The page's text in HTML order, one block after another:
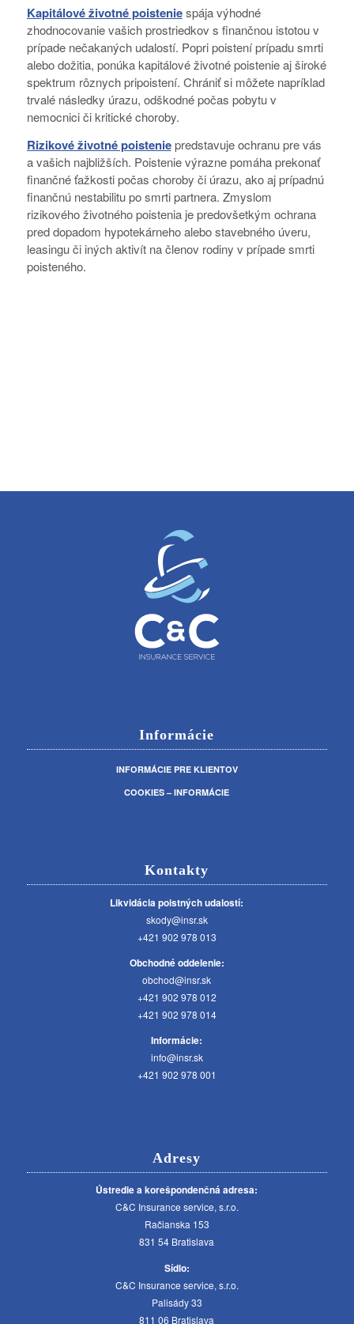
Kapitálové životné poisteniespája výhodné
zhodnocovanie vašich prostriedkov s finančnou istotou v
prípade nečakaných udalostí. Popri poistení prípadu smrti
alebo dožitia, ponúka kapitálové životné poistenie aj široké
spektrum rôznych pripoistení. Chrániť si môžete napríklad
trvalé následky úrazu, odškodné počas pobytu v
nemocnici či kritické choroby.
Rizikové životné poisteniepredstavuje ochranu pre vás
a vašich najbližších. Poistenie výrazne pomáha prekonať
finančné ťažkosti počas choroby či úrazu, ako aj prípadnú
finančnú nestabilitu po smrti partnera. Zmyslom
rizikového životného poistenia je predovšetkým ochrana
pred dopadom hypotekárneho alebo stavebného úveru,
leasingu či iných aktivít na členov rodiny v prípade smrti
poisteného.
Informácie
INFORMÁCIE PRE KLIENTOV
COOKIES – INFORMÁCIE
Kontakty
Likvidácia poistných udalostí:
skody@insr.sk
+421 902 978 013
Obchodné oddelenie:
obchod@insr.sk
+421 902 978 012
+421 902 978 014
Informácie:
info@insr.sk
+421 902 978 001
Adresy
Ústredie a korešpondenčná adresa:
C&C Insurance service, s.r.o.
Račianska 153
831 54 Bratislava
Sídlo:
C&C Insurance service, s.r.o.
Palisády 33
811 06 Bratislava